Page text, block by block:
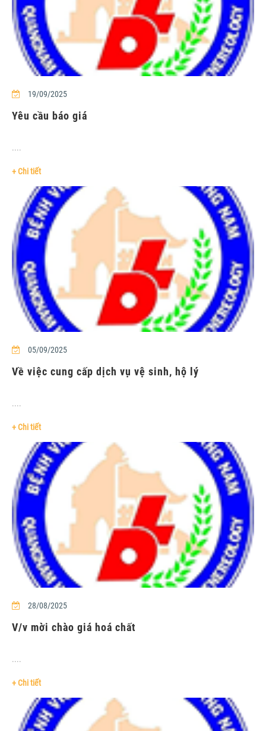
19/09/2025
Yêu cầu báo giá
....
+ Chi tiết
05/09/2025
Về việc cung cấp dịch vụ vệ sinh, hộ lý
....
+ Chi tiết
28/08/2025
V/v mời chào giá hoá chất
....
+ Chi tiết